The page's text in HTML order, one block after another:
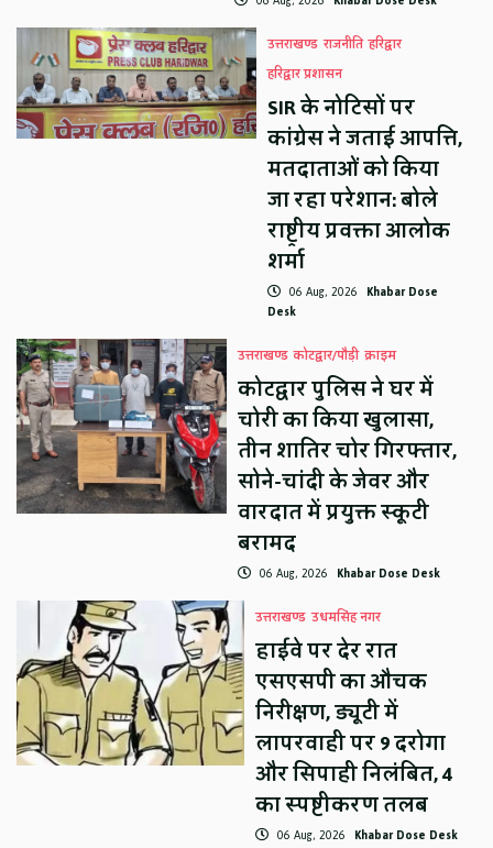
उत्तराखण्ड राजनीति हरिद्वार
हरिद्वार प्रशासन
SIR के नोटिसों पर
कांग्रेस ने जताई आपत्ति,
मतदाताओं को किया
जा रहा परेशान: बोले
राष्ट्रीय प्रवक्ता आलोक
शर्मा
06 Aug, 2026 Khabar Dose
Desk
उत्तराखण्ड कोटद्वार/पौड़ी क्राइम
कोटद्वार पुलिस ने घर में
चोरी का किया खुलासा,
तीन शातिर चोर गिरफ्तार,
सोने-चांदी के जेवर और
वारदात में प्रयुक्त स्कूटी
बरामद
06 Aug, 2026 Khabar Dose Desk
उत्तराखण्ड उधमसिंह नगर
हाईवे पर देर रात
एसएसपी का औचक
निरीक्षण, ड्यूटी में
लापरवाही पर 9 दरोगा
और सिपाही निलंबित, 4
का स्पष्टीकरण तलब
06 Aug, 2026 Khabar Dose Desk